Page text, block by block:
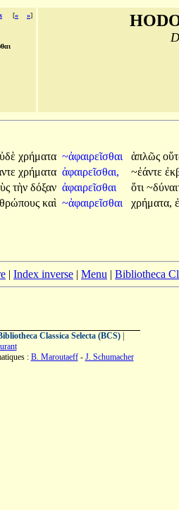
[« »]
χρήματα ~ἀφαιρεῖσθαι ἁπλῶς
χρήματα ἀφαιρεῖσθαι, ~ἐάντε
τὴν δόξαν ἀφαιρεῖσθαι ὅτι
καὶ ~ἀφαιρεῖσθαι χρήματα,
| Index inverse | Menu | Bibliotheca
Classica Selecta (BCS)|
: B. Maroutaeff- J. Schumacher